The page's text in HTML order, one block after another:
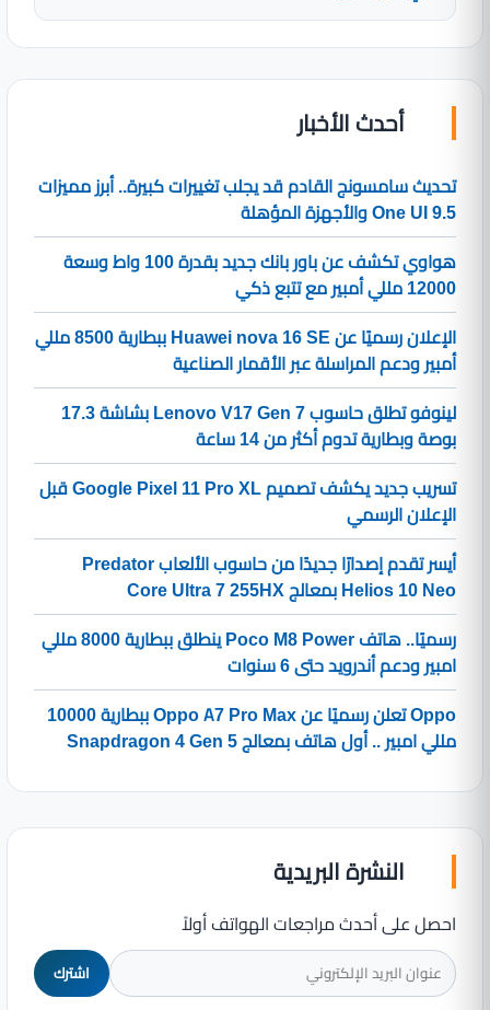
أحدث الأخبار
تحديث سامسونج القادم قد يجلب تغييرات كبيرة.. أبرز مميزات
One UI 9.5 والأجهزة المؤهلة
هواوي تكشف عن باور بانك جديد بقدرة 100 واط وسعة
12000 مللي أمبير مع تتبع ذكي
الإعلان رسميًا عن Huawei nova 16 SE ببطارية 8500 مللي
أمبير ودعم المراسلة عبر الأقمار الصناعية
لينوفو تطلق حاسوب Lenovo V17 Gen 7 بشاشة 17.3
بوصة وبطارية تدوم أكثر من 14 ساعة
تسريب جديد يكشف تصميم Google Pixel 11 Pro XL قبل
الإعلان الرسمي
أيسر تقدم إصدارًا جديدًا من حاسوب الألعاب Predator
Helios 10 Neo بمعالج Core Ultra 7 255HX
رسميًا.. هاتف Poco M8 Power ينطلق ببطارية 8000 مللي
امبير ودعم أندرويد حتى 6 سنوات
Oppo تعلن رسميًا عن Oppo A7 Pro Max ببطارية 10000
مللي امبير .. أول هاتف بمعالج Snapdragon 4 Gen 5
النشرة البريدية
احصل على أحدث مراجعات الهواتف أولاً
اشترك